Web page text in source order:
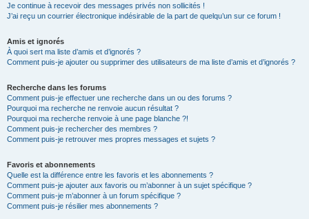
Je continue à recevoir des messages privés non sollicités !
J’ai reçu un courrier électronique indésirable de la part de quelqu’un sur ce forum !
Amis et ignorés
À quoi sert ma liste d’amis et d’ignorés ?
Comment puis-je ajouter ou supprimer des utilisateurs de ma liste d’amis et d’ignorés ?
Recherche dans les forums
Comment puis-je effectuer une recherche dans un ou des forums ?
Pourquoi ma recherche ne renvoie aucun résultat ?
Pourquoi ma recherche renvoie à une page blanche ?!
Comment puis-je rechercher des membres ?
Comment puis-je retrouver mes propres messages et sujets ?
Favoris et abonnements
Quelle est la différence entre les favoris et les abonnements ?
Comment puis-je ajouter aux favoris ou m’abonner à un sujet spécifique ?
Comment puis-je m’abonner à un forum spécifique ?
Comment puis-je résilier mes abonnements ?